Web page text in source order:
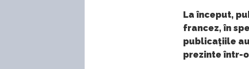
La început,
francez, în
publicațiile
prezinte într-